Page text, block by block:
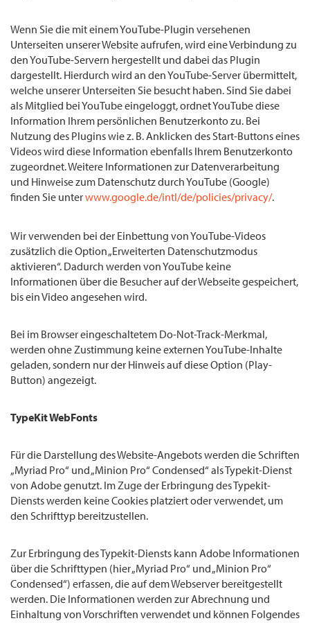
Wenn Sie die mit einem YouTube-Plugin versehenen
Unterseiten unserer Website aufrufen, wird eine Verbindung zu
den YouTube-Servern hergestellt und dabei das Plugin
dargestellt. Hierdurch wird an den YouTube-Server übermittelt,
welche unserer Unterseiten Sie besucht haben. Sind Sie dabei
als Mitglied bei YouTube eingeloggt, ordnet YouTube diese
Information Ihrem persönlichen Benutzerkonto zu. Bei
Nutzung des Plugins wie z. B. Anklicken des Start-Buttons eines
Videos wird diese Information ebenfalls Ihrem Benutzerkonto
zugeordnet. Weitere Informationen zur Datenverarbeitung
und Hinweise zum Datenschutz durch YouTube (Google)
finden Sie unterwww.google.de/intl/de/policies/privacy/.
Wir verwenden bei der Einbettung von YouTube-Videos
zusätzlich die Option „Erweiterten Datenschutzmodus
aktivieren“. Dadurch werden von YouTube keine
Informationen über die Besucher auf der Webseite gespeichert,
bis ein Video angesehen wird.
Bei im Browser eingeschaltetem Do-Not-Track-Merkmal,
werden ohne Zustimmung keine externen YouTube-Inhalte
geladen, sondern nur der Hinweis auf diese Option (Play-
Button) angezeigt.
TypeKit WebFonts
Für die Darstellung des Website-Angebots werden die Schriften
„Myriad Pro“ und „Minion Pro“ Condensed“ als Typekit-Dienst
von Adobe genutzt. Im Zuge der Erbringung des Typekit-
Diensts werden keine Cookies platziert oder verwendet, um
den Schrifttyp bereitzustellen.
Zur Erbringung des Typekit-Diensts kann Adobe Informationen
über die Schrifttypen (hier „Myriad Pro“ und „Minion Pro“
Condensed“) erfassen, die auf dem Webserver bereitgestellt
werden. Die Informationen werden zur Abrechnung und
Einhaltung von Vorschriften verwendet und können Folgendes